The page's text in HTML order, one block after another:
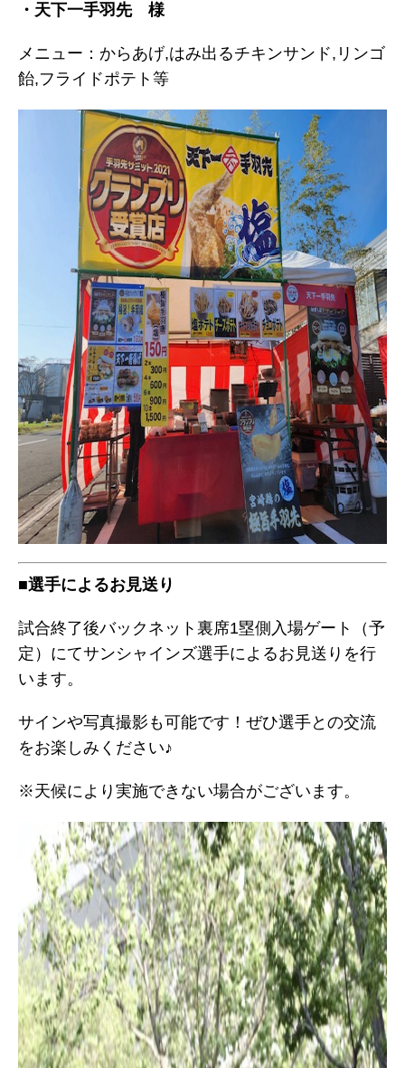
・天下一手羽先 様
メニュー：からあげ,はみ出るチキンサンド,リンゴ
飴,フライドポテト等
■選手によるお見送り
試合終了後バックネット裏席1塁側入場ゲート（予
定）にてサンシャインズ選手によるお見送りを行
います。
サインや写真撮影も可能です！ぜひ選手との交流
をお楽しみください♪
※天候により実施できない場合がございます。